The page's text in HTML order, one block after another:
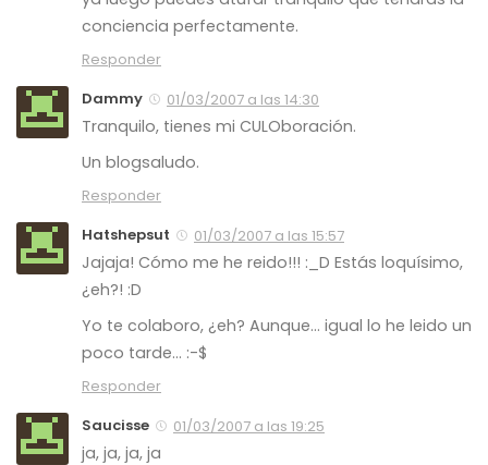
conciencia perfectamente.
Responder
Dammy
01/03/2007 a las 14:30
Tranquilo, tienes mi CULOboración.
Un blogsaludo.
Responder
Hatshepsut
01/03/2007 a las 15:57
Jajaja! Cómo me he reido!!! :_D Estás loquísimo,
¿eh?! :D
Yo te colaboro, ¿eh? Aunque… igual lo he leido un
poco tarde… :-$
Responder
Saucisse
01/03/2007 a las 19:25
ja, ja, ja, ja